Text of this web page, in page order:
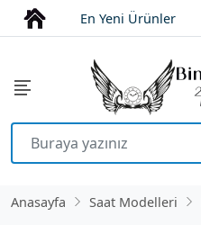
En Yeni Ürünler
Anasayfa Saat Modelleri